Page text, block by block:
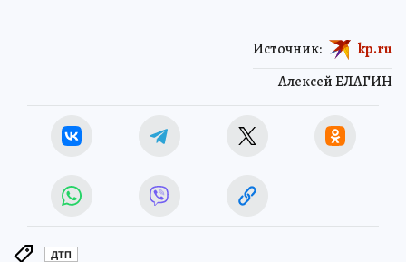
Алексей ЕЛАГИН
Источник: kp.ru
ДТП